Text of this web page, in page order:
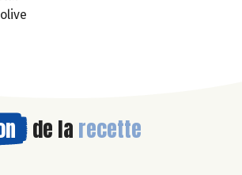
de la recette